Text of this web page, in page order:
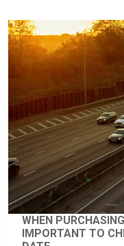
WHEN
IMPORTANT TO